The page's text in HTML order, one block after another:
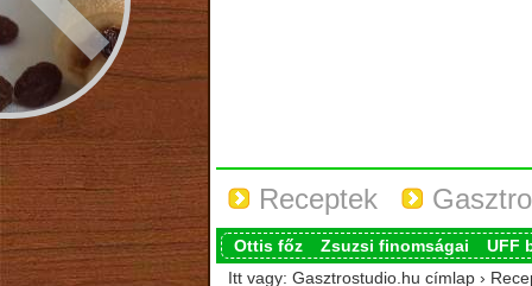
Receptek
Ottis főz Zsuzsi finomságai
UFF
Itt vagy: Gasztrostudio.hu címlap ›